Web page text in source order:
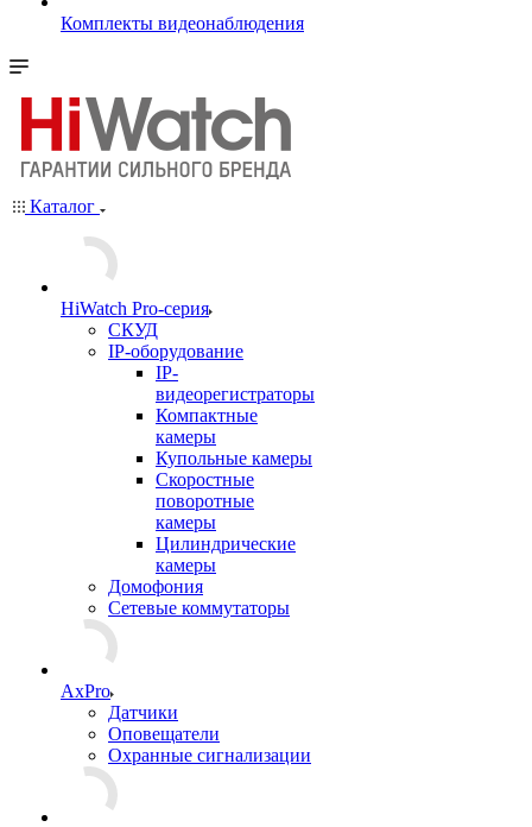
Комплекты видеонаблюдения
Каталог
HiWatch Pro-серия
CКУД
IP-оборудование
IP-
видеорегистраторы
Компактные
камеры
Купольные камеры
Скоростные
поворотные
камеры
Цилиндрические
камеры
Домофония
Сетевые коммутаторы
AxPro
Датчики
Оповещатели
Охранные сигнализации